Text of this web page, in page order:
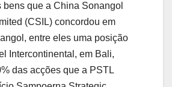
bens que a China Sonangol
(CSIL) concordou em
entre eles uma posição
Intercontinental, em Bali,
das acções que a PSTL